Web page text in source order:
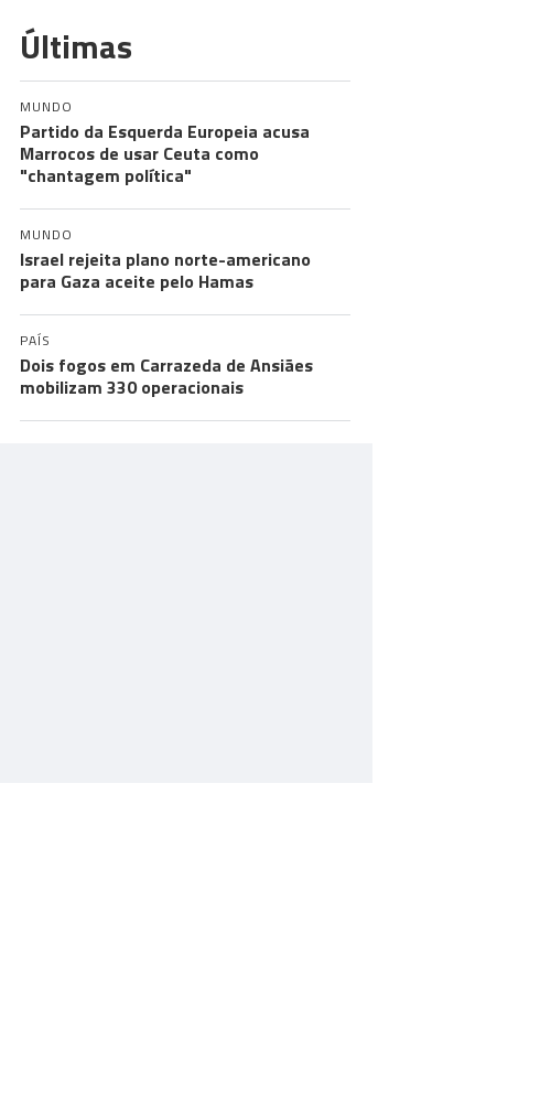
Últimas
MUNDO
Partido da Esquerda Europeia acusa
Marrocos de usar Ceuta como
"chantagem política"
MUNDO
Israel rejeita plano norte-americano
para Gaza aceite pelo Hamas
PAÍS
Dois fogos em Carrazeda de Ansiães
mobilizam 330 operacionais